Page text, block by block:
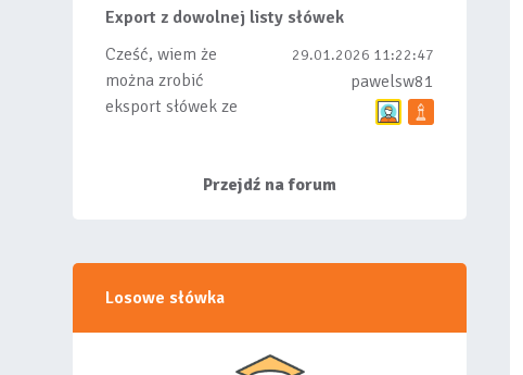
masowego importu
nie będę robił bo
wiąże się...
Export z dowolnej listy słówek
Cześć, wiem że
można zrobić
eksport słówek ze
wyróżnionych lis...
29.01.2026 11:22:47
pawelsw81
Przejdź na forum
Losowe słówka